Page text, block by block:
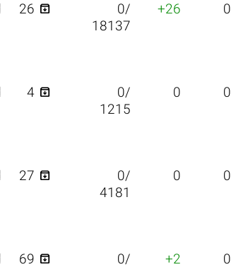
26 
0/
18137
+26 0
4 
0/
1215
0 0
27 
0/
4181
0 0
69  0/ +2 0